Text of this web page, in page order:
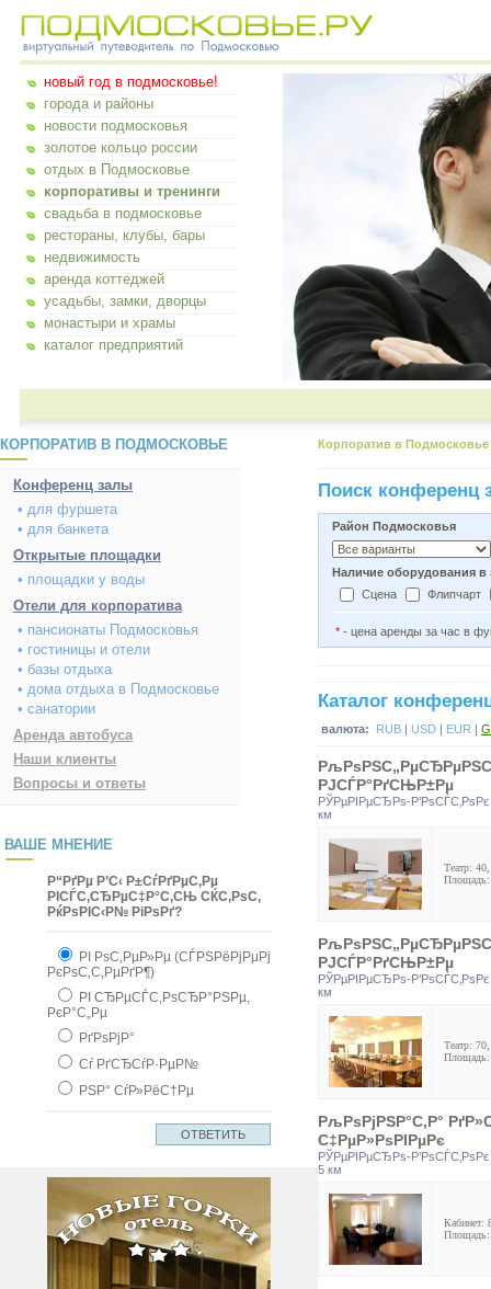
новый год в подмосковье!
города и районы
новости подмосковья
золотое кольцо россии
отдых в Подмосковье
корпоративы и тренинги
свадьба в подмосковье
рестораны, клубы, бары
недвижимость
аренда коттеджей
усадьбы, замки, дворцы
монастыри и храмы
каталог предприятий
КОРПОРАТИВ В ПОДМОСКОВЬЕ
Конференц залы
• для фуршета
• для банкета
Открытые площадки
• площадки у воды
Отели для корпоратива
• пансионаты Подмосковья
• гостиницы и отели
• базы отдыха
• дома отдыха в Подмосковье
• санатории
Аренда автобуса
Наши клиенты
Вопросы и ответы
ВАШЕ МНЕНИЕ
Р“РґРµ Р’С‹ Р±СѓРґРµС‚Рµ
РІСЃС‚СЂРµС‡Р°С‚СЊ СЌС‚РѕС‚
РќРѕРІС‹Р№ РіРѕРґ?
РІ РѕС‚РµР»Рµ (СЃРЅРёРјРµРј
РєРѕС‚С‚РµРґР¶)
РІ СЂРµСЃС‚РѕСЂР°РЅРµ,
РєР°С„Рµ
РґРѕРјР°
Сѓ РґСЂСѓР·РµР№
РЅР° СѓР»РёС†Рµ
Корпоратив в Подмосковье
Поиск конференц
Район Подмосковья
Наличие оборудования в
Сцена
Флипчарт
*- цена аренды за час в
Каталог
валюта: RUB | USD | EUR |
РЈСЃР°РґСЊР±Рµ
РЎРµРІРµСЂРѕ-
км
Театр:
Площадь:
РЈСЃР°РґСЊР±Рµ
РЎРµРІРµСЂРѕ-
км
Театр:
Площадь:
РљРѕРјРЅР°С‚Р°
С‡РµР»РѕРІРµРє
РЎРµРІРµСЂРѕ-
5 км
Кабинет:
Площадь: